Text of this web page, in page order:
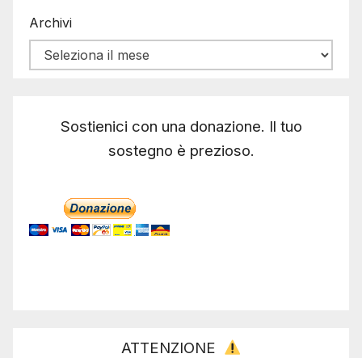
Archivi
Sostienici con una donazione. Il tuo
sostegno è prezioso.
ATTENZIONE